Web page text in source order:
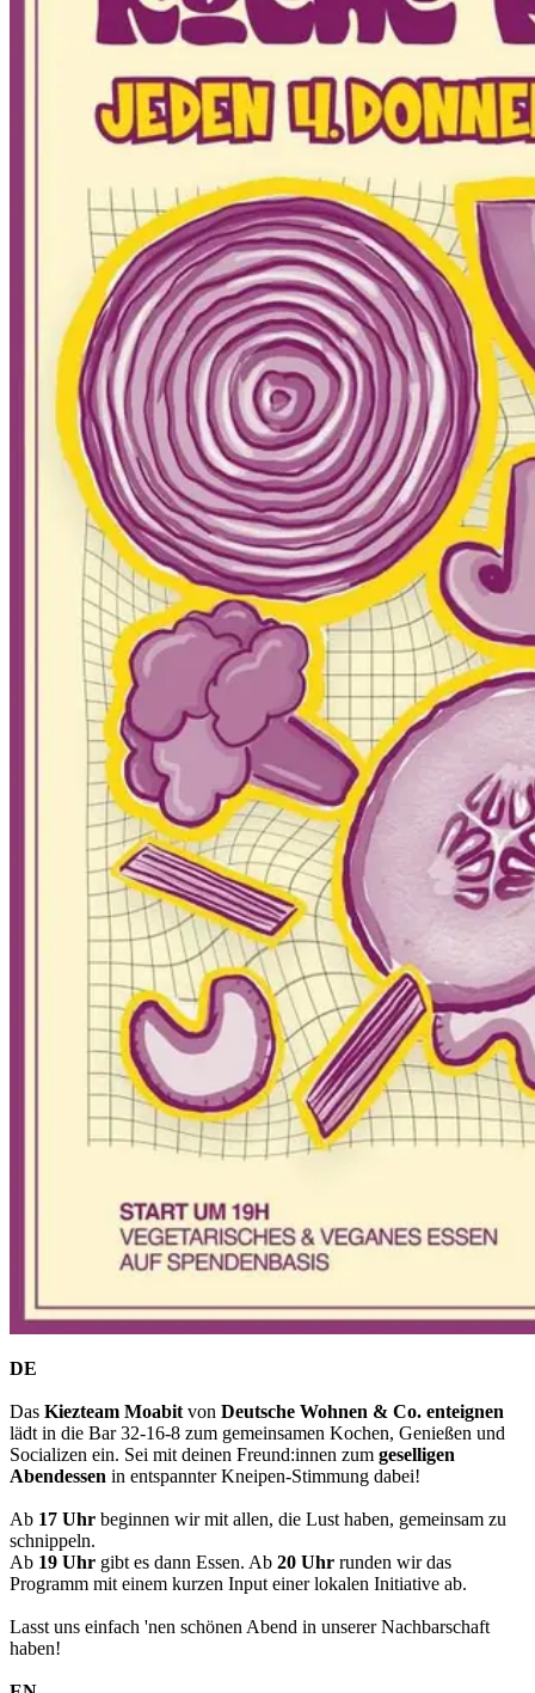
DE
Das Kiezteam Moabit von Deutsche Wohnen & Co. enteignen
lädt in die Bar 32-16-8 zum gemeinsamen Kochen, Genießen und
Socializen ein. Sei mit deinen Freund:innen zum geselligen
Abendessen in entspannter Kneipen-Stimmung dabei!
Ab 17 Uhr beginnen wir mit allen, die Lust haben, gemeinsam zu
schnippeln.
Ab 19 Uhr gibt es dann Essen. Ab 20 Uhr runden wir das
Programm mit einem kurzen Input einer lokalen Initiative ab.
Lasst uns einfach 'nen schönen Abend in unserer Nachbarschaft
haben!